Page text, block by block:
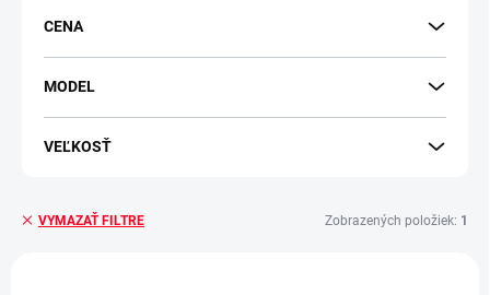
CENA
MODEL
VEĽKOSŤ
VYMAZAŤ FILTRE Zobrazených položiek: 1